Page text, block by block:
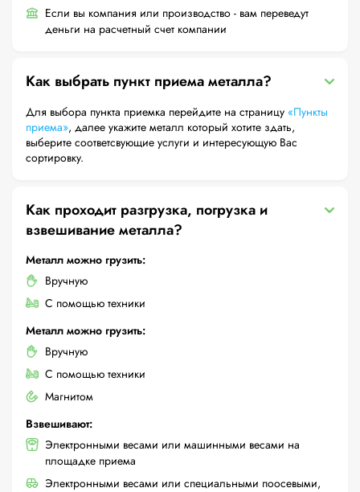
Если вы компания или производство - вам переведут
деньги на расчетный счет компании
Как выбрать пункт приема металла?
Для выбора пункта приемка перейдите на страницу «Пункты
приема», далее укажите металл который хотите здать,
выберите соответсвующие услуги и интересующую Вас
сортировку.
Как проходит разгрузка, погрузка и
взвешивание металла?
Металл можно грузить:
Вручную
С помощью техники
Металл можно грузить:
Вручную
С помощью техники
Магнитом
Взвешивают:
Электронными весами или машинными весами на
площадке приема
Электронными весами или специальными поосевыми,